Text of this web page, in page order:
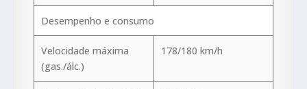
Desempenho e consumo
Velocidade máxima
(gas./álc.)
178/180 km/h